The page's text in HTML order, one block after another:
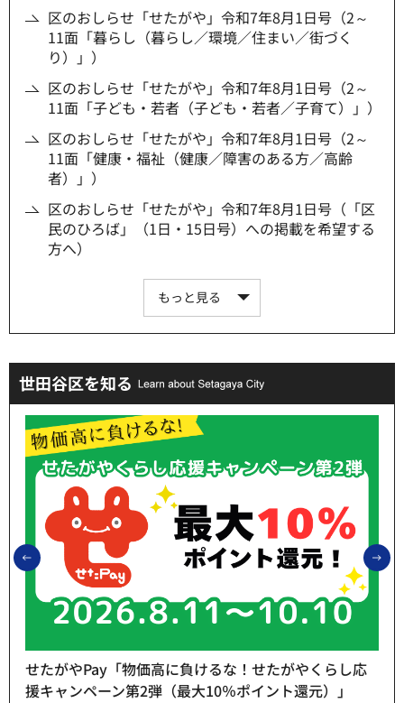
区のおしらせ「せたがや」令和7年8月1日号（2～
11面「暮らし（暮らし／環境／住まい／街づく
り）」）
区のおしらせ「せたがや」令和7年8月1日号（2～
11面「子ども・若者（子ども・若者／子育て）」）
区のおしらせ「せたがや」令和7年8月1日号（2～
11面「健康・福祉（健康／障害のある方／高齢
者）」）
区のおしらせ「せたがや」令和7年8月1日号（「区
民のひろば」（1日・15日号）への掲載を希望する
方へ）
もっと見る
世田谷区を知る
前のスライドを表示
せたがやPay「物価高に負けるな！せたがやくらし応
援キャンペーン第2弾（最大10％ポイント還元）」